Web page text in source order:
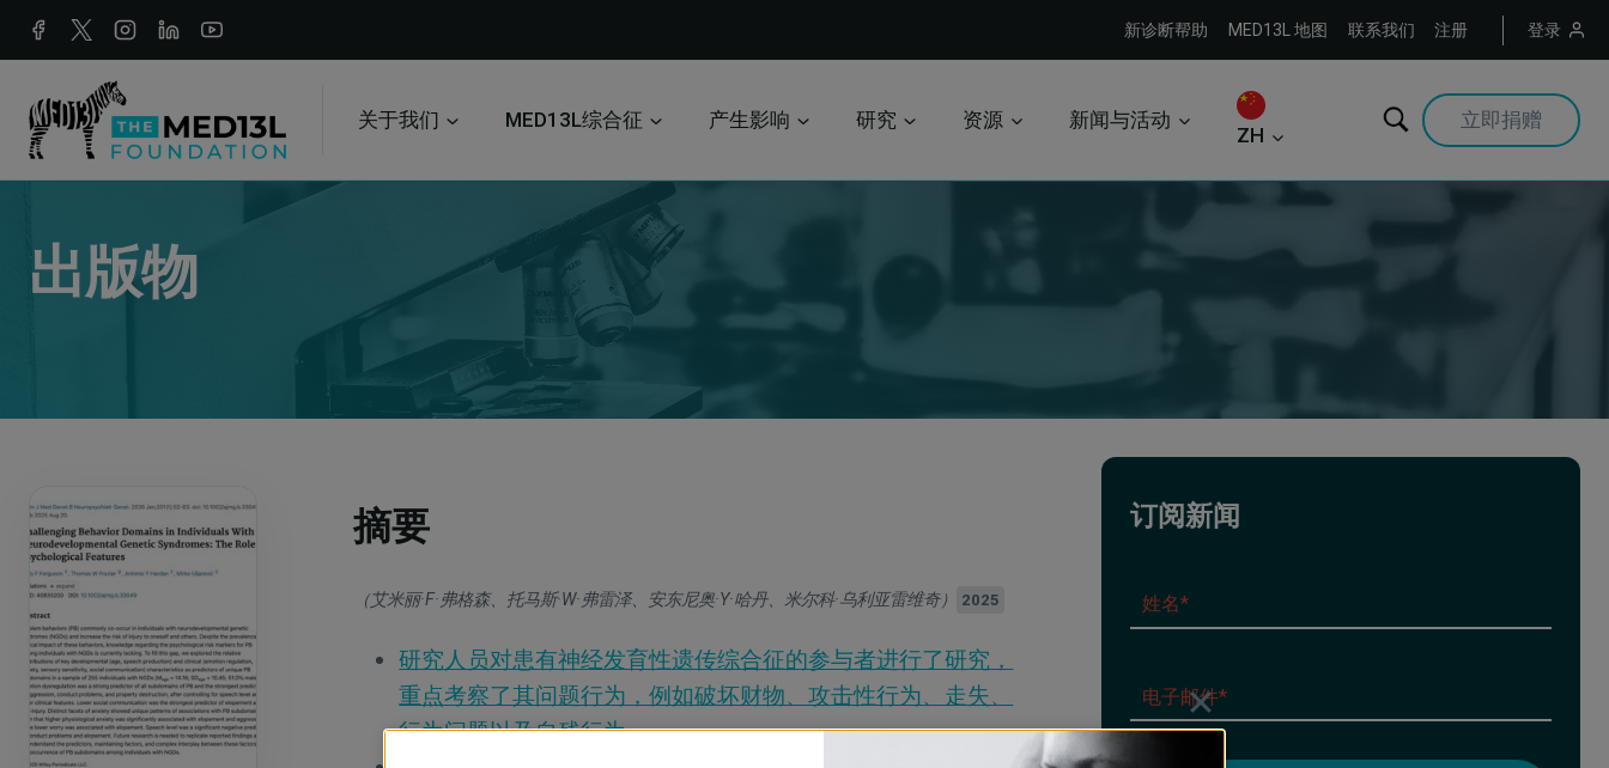
新诊断帮助 MED13L 地图 联系我们 注册 登录
关于我们 MED13L综合征 产生影响 研究 资源 新闻与活动
ZH
立即捐赠
出版物
摘要
（艾米丽·F·弗格森、托马斯·W·弗雷泽、安东尼奥·Y·哈丹、米尔科·乌利亚雷维奇） 2025
研究人员对患有神经发育性遗传综合征的参与者进行了研究，
重点考察了其问题行为，例如破坏财物、攻击性行为、走失、
行为问题以及自残行为。
订阅新闻
姓名*
讯
订
者
姓
电子邮件*
讯
订